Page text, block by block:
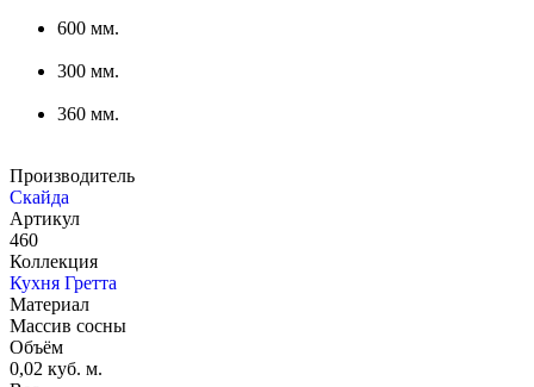
600 мм.
300 мм.
360 мм.
Производитель
Скайда
Артикул
460
Коллекция
Кухня Гретта
Материал
Массив сосны
Объём
0,02 куб. м.